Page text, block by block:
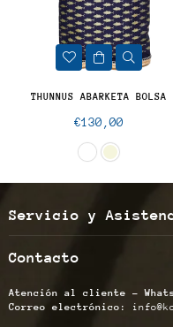
THUNNUS ABARKETA BOLSA
Precio
€130,00
Servicio y
Contacto
Atención al cliente -
Correo electrónico: